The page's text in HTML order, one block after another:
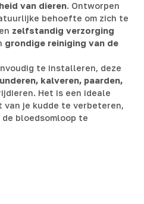
van dieren. Ontworpen
behoefte om zich te
zelfstandig verzorging
grondige reiniging van de
te installeren, deze
kalveren, paarden,
Het is een ideale
van je kudde te verbeteren,
bloedsomloop te